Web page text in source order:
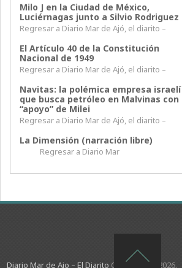
Milo J en la Ciudad de México,
Luciérnagas junto a Silvio Rodriguez
Regresar a Diario Mar de Ajó, el diarito –
El Artículo 40 de la Constitución
Nacional de 1949
Regresar a Diario Mar de Ajó, el diarito –
Navitas: la polémica empresa israelí
que busca petróleo en Malvinas con
“apoyo” de Milei
Regresar a Diario Mar de Ajó, el diarito –
La Dimensión (narración libre)
Regresar a Diario Mar
Diario Mar de Ajo – El Diarito Copyright © 2026.